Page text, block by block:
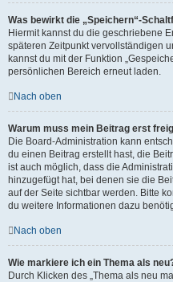
Was bewirkt die „Speichern“-
Hiermit kannst du die geschriebene
späteren Zeitpunkt vervollständigen
kannst du mit der Funktion
persönlichen Bereich erneut laden.
Nach oben
Warum muss mein Beitrag erst
Die Board-Administration kann
du einen Beitrag erstellt hast, die
ist auch möglich, dass die
hinzugefügt hat, bei denen sie die
auf der Seite sichtbar werden. Bitte
du weitere Informationen dazu
Nach oben
Wie markiere ich ein Thema als
Durch Klicken des „Thema als neu